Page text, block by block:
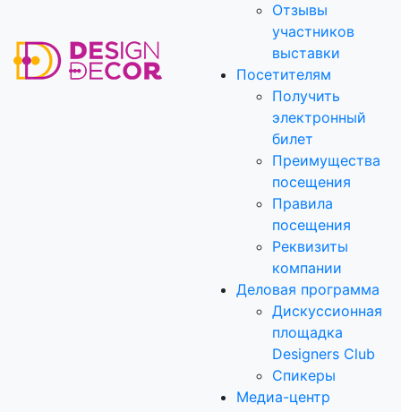
Отзывы
участников
выставки
Посетителям
Получить
электронный
билет
Преимущества
посещения
Правила
посещения
Реквизиты
компании
Деловая программа
Дискуссионная
площадка
Designers Club
Спикеры
Медиа-центр